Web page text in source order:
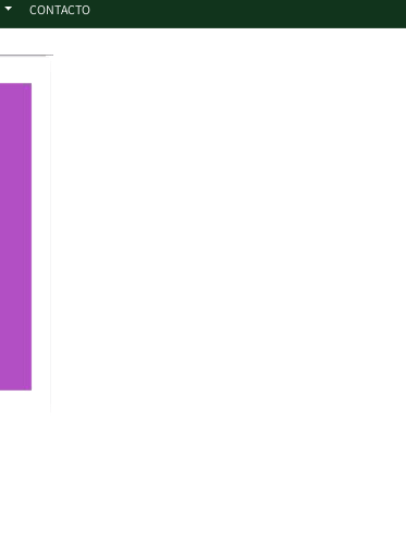
CONTACTO